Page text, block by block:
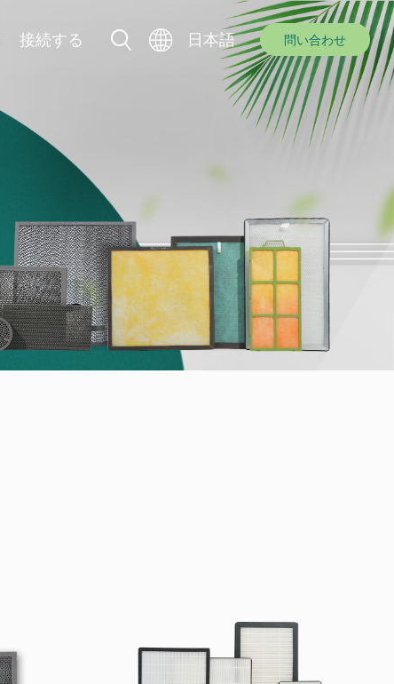
接続する 日本語 問い合わせ